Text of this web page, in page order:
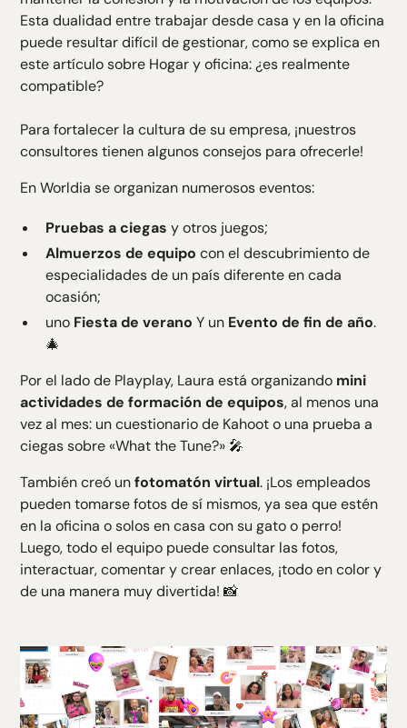
Esta dualidad entre trabajar desde casa y en la oficina
puede resultar difícil de gestionar, como se explica en
este artículo sobre Hogar y oficina: ¿es realmente
compatible?
Para fortalecer la cultura de su empresa, ¡nuestros
consultores tienen algunos consejos para ofrecerle!
En Worldia se organizan numerosos eventos:
Pruebas a ciegas y otros juegos;
Almuerzos de equipo con el descubrimiento de
especialidades de un país diferente en cada
ocasión;
uno Fiesta de verano Y un Evento de fin de año.
🎄
Por el lado de Playplay, Laura está organizando mini
actividades de formación de equipos, al menos una
vez al mes: un cuestionario de Kahoot o una prueba a
ciegas sobre «What the Tune?» 🎤
También creó unfotomatón virtual. ¡Los empleados
pueden tomarse fotos de sí mismos, ya sea que estén
en la oficina o solos en casa con su gato o perro!
Luego, todo el equipo puede consultar las fotos,
interactuar, comentar y crear enlaces, ¡todo en color y
de una manera muy divertida! 📸